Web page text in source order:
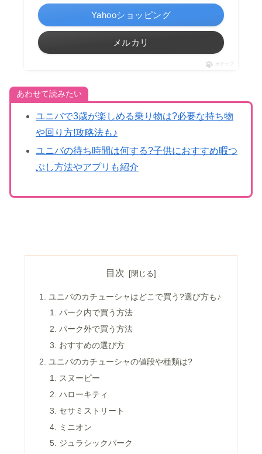
Yahooショッピング
メルカリ
ポチップ
あわせて読みたい
ユニバで3歳が楽しめる乗り物は?必要な持ち物
や回り方!攻略法も♪
ユニバの待ち時間は何する?子供におすすめ暇つ
ぶし方法やアプリも紹介
目次
ユニバのカチューシャはどこで買う?選び方も♪
パーク内で買う方法
パーク外で買う方法
おすすめの選び方
ユニバのカチューシャの値段や種類は?
スヌーピー
ハローキティ
セサミストリート
ミニオン
ジュラシックパーク